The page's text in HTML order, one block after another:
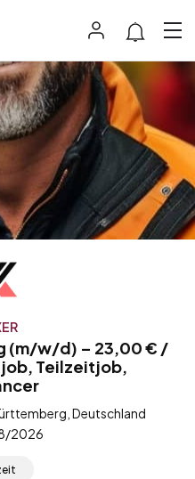
(m/w/d) – 23,00 € /
Teilzeitjob,
Deutschland
2026